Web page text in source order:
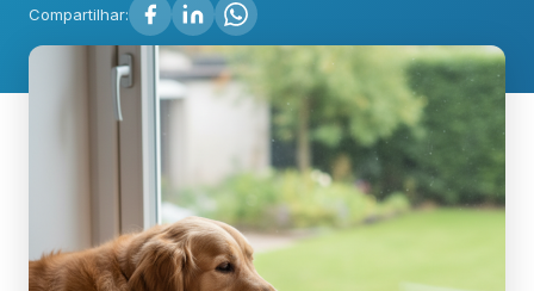
Compartilhar: